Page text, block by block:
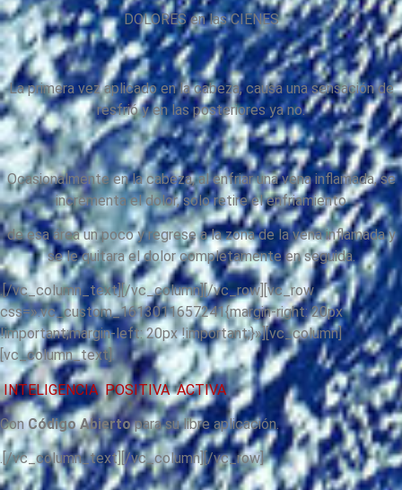
DOLORES en las CIENES
La primera vez aplicado en la cabeza, causa una sensación de
resfrió y en las posteriores ya no.
Ocasionalmente en la cabeza, al enfriar una vena inflamada, se
incrementa el dolor, solo retire el enfriamiento
de esa área un poco y regrese a la zona de la vena inflamada y
se le quitara el dolor completamente en seguida.
.[/vc_column_text][/vc_column][/vc_row][vc_row
css=».vc_custom_1613011657241{margin-right: 20px
!important;margin-left: 20px !important;}»][vc_column]
[vc_column_text].
INTELIGENCIA POSITIVA ACTIVA
ConCódigo Abiertopara su libre aplicación.
.[/vc_column_text][/vc_column][/vc_row]